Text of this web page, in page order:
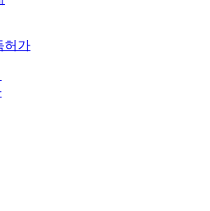
허가